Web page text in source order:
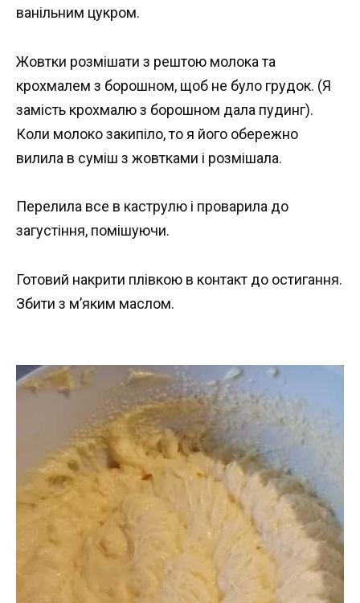
ванільним цукром.
Жовтки розмішати з рештою молока та
крохмалем з борошном, щоб не було грудок. (Я
замість крохмалю з борошном дала пудинг).
Коли молоко закипіло, то я його обережно
вилила в суміш з жовтками і розмішала.
Перелила все в каструлю і проварила до
загустіння, помішуючи.
Готовий накрити плівкою в контакт до остигання.
Збити з м’яким маслом.